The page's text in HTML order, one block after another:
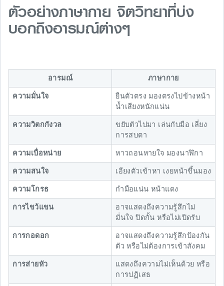
ตัวอย่างภาษากาย จิตวิทยาที่บ่ง
บอกถึงอารมณ์ต่างๆ
อารมณ์ ภาษากาย
ความมั่นใจ
ยืนตัวตรง มองตรงไปข้างหน้า
น้ำเสียงหนักแน่น
ความวิตกกังวล
ขยับตัวไปมา เล่นกับมือ เลี่ยง
การสบตา
ความเบื่อหน่าย หาวถอนหายใจ มองนาฬิกา
ความสนใจ เอียงตัวเข้าหา เงยหน้าขึ้นมอง
ความโกรธ กำมือแน่น หน้าแดง
การไขว้แขน
อาจแสดงถึงความรู้สึกไม่
มั่นใจ ปิดกั้น หรือไม่เปิดรับ
การกอดอก
อาจแสดงถึงความรู้สึกป้องกัน
ตัว หรือไม่ต้องการเข้าสังคม
การส่ายหัว
แสดงถึงความไม่เห็นด้วย หรือ
การปฏิเสธ